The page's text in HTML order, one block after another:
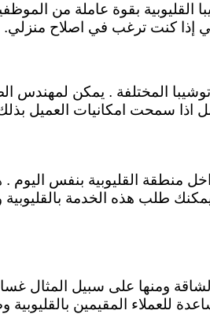
بقوة عاملة من
إذا كنت ترغب في اصلاح منزلي.
المختلفة . يمكن لمهندس
اذا سمحت امكانيات العميل
منطقة القليوبية بنفس اليوم
طلب هذه الخدمة
ومنها على سبيل المثال
للعملاء المقيمين